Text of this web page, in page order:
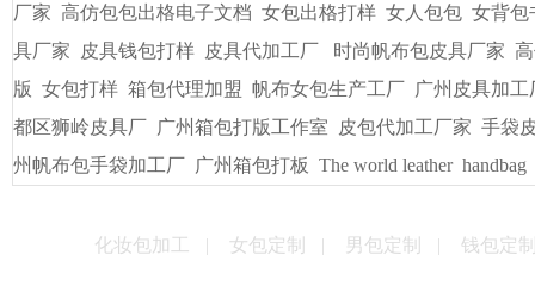
厂家 高仿包包出格电子文档 女包出格打样 女人包包 女背包
具厂家
皮具钱包打样 皮具代加工厂 时尚帆布包皮具厂家
版 女包打样 箱包代理加盟 帆布女包生产工厂 广州皮具加工
都区狮岭皮具厂 广州箱包打版工作室 皮包代加工厂家 手袋
州帆布包手袋加工厂 广州箱包打板 The world leather handbag
化妆包加工 | 女包定制 | 男包定制 | 钱包定